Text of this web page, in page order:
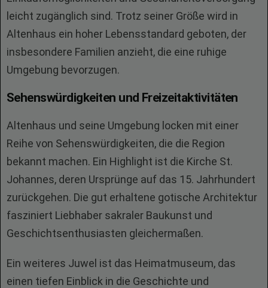
leicht zugänglich sind. Trotz seiner Größe wird in
Altenhaus ein hoher Lebensstandard geboten, der
insbesondere Familien anzieht, die eine ruhige
Umgebung bevorzugen.
Sehenswürdigkeiten und Freizeitaktivitäten
Altenhaus und seine Umgebung locken mit einer
Reihe von Sehenswürdigkeiten, die die Region
bekannt machen. Ein Highlight ist die Kirche St.
Johannes, deren Ursprünge auf das 15. Jahrhundert
zurückgehen. Die gut erhaltene gotische Architektur
fasziniert Liebhaber sakraler Baukunst und
Geschichtsenthusiasten gleichermaßen.
Ein weiteres Juwel ist das Heimatmuseum, das
einen tiefen Einblick in die Geschichte und